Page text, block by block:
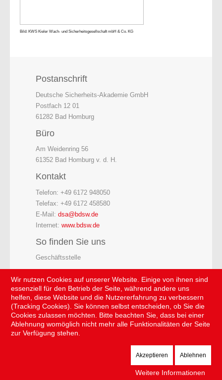
Bild: KWS Kieler Wach- und Sicherheitsgesellschaft mbH & Co. KG
Postanschrift
Deutsche Sicherheits-Akademie GmbH
Postfach 12 01
61282 Bad Homburg
Büro
Am Weidenring 56
61352 Bad Homburg v. d. H.
Kontakt
Telefon: +49 6172 948050
Telefax: +49 6172 458580
E-Mail: dsa@bdsw.de
Internet: www.bdsw.de
So finden Sie uns
Geschäftsstelle
Der Sicherheitsdienst © 2026 . Alle Rechte vorbehalten.
Wir nutzen Cookies auf unserer Website. Einige von ihnen sind
essenziell für den Betrieb der Seite, während andere uns
helfen, diese Website und die Nutzererfahrung zu verbessern
(Tracking Cookies). Sie können selbst entscheiden, ob Sie die
Cookies zulassen möchten. Bitte beachten Sie, dass bei einer
Ablehnung womöglich nicht mehr alle Funktionalitäten der Seite
zur Verfügung stehen.
Akzeptieren Ablehnen
Weitere Informationen